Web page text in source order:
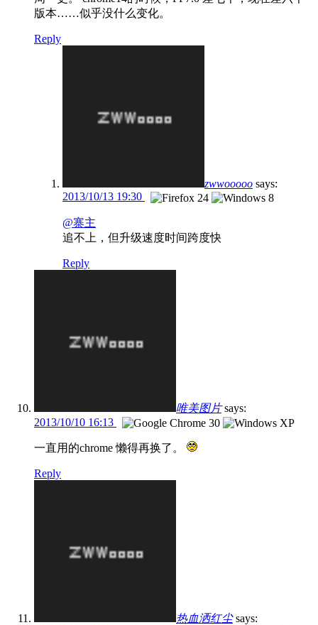
版本……似乎没什么变化。
Reply
zwwooooo says:
2013/10/13 19:30
@寨主
追不上，但升级速度时间跨度快
Reply
唯美图片 says:
2013/10/10 16:13
一直用的chrome 懒得再换了。
Reply
热血洒红尘 says: